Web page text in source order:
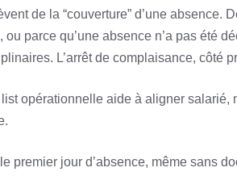
de la “couverture” d’une absence.
ou parce qu’une absence n’a pas été
L’arrêt de complaisance, côté
opérationnelle aide à aligner
premier jour d’absence, même sans